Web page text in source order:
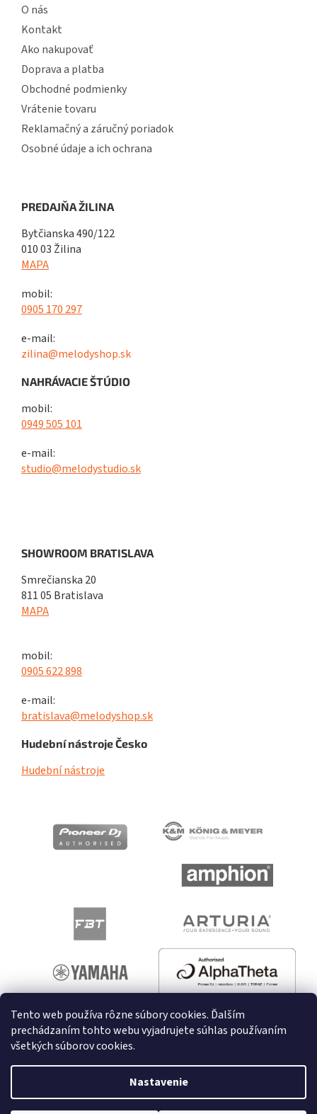
Tento web používa rôzne súbory cookies. Ďalším
prechádzaním tohto webu vyjadrujete súhlas používaním
všetkých súborov cookies.
Nastavenie
O nás
Kontakt
Ako nakupovať
Doprava a platba
Obchodné podmienky
Vrátenie tovaru
Reklamačný a záručný poriadok
Osobné údaje a ich ochrana
PREDAJŇA ŽILINA
Bytčianska 490/122
010 03 Žilina
MAPA
mobil:
0905 170 297
e-mail:
zilina@melodyshop.sk
NAHRÁVACIE ŠTÚDIO
mobil:
0949 505 101
e-mail:
studio@melodystudio.sk
SHOWROOM BRATISLAVA
Smrečianska 20
811 05 Bratislava
MAPA
mobil:
0905 622 898
e-mail:
bratislava@melodyshop.sk
Hudební nástroje Česko
Hudební nástroje
Vytvoril Shoptet